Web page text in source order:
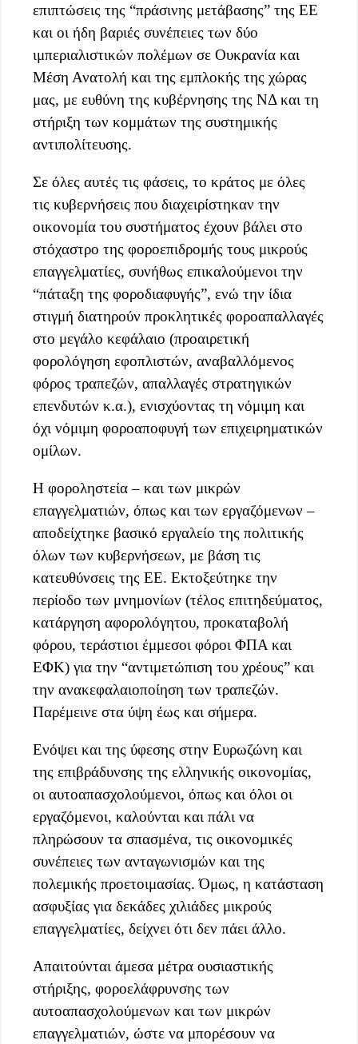
επιπτώσεις της “πράσινης μετάβασης” της ΕΕ
και οι ήδη βαριές συνέπειες των δύο
ιμπεριαλιστικών πολέμων σε Ουκρανία και
Μέση Ανατολή και της εμπλοκής της χώρας
μας, με ευθύνη της κυβέρνησης της ΝΔ και τη
στήριξη των κομμάτων της συστημικής
αντιπολίτευσης.
Σε όλες αυτές τις φάσεις, το κράτος με όλες
τις κυβερνήσεις που διαχειρίστηκαν την
οικονομία του συστήματος έχουν βάλει στο
στόχαστρο της φοροεπιδρομής τους μικρούς
επαγγελματίες, συνήθως επικαλούμενοι την
“πάταξη της φοροδιαφυγής”, ενώ την ίδια
στιγμή διατηρούν προκλητικές φοροαπαλλαγές
στο μεγάλο κεφάλαιο (προαιρετική
φορολόγηση εφοπλιστών, αναβαλλόμενος
φόρος τραπεζών, απαλλαγές στρατηγικών
επενδυτών κ.α.), ενισχύοντας τη νόμιμη και
όχι νόμιμη φοροαποφυγή των επιχειρηματικών
ομίλων.
Η φοροληστεία – και των μικρών
επαγγελματιών, όπως και των εργαζόμενων –
αποδείχτηκε βασικό εργαλείο της πολιτικής
όλων των κυβερνήσεων, με βάση τις
κατευθύνσεις της ΕΕ. Εκτοξεύτηκε την
περίοδο των μνημονίων (τέλος επιτηδεύματος,
κατάργηση αφορολόγητου, προκαταβολή
φόρου, τεράστιοι έμμεσοι φόροι ΦΠΑ και
ΕΦΚ) για την “αντιμετώπιση του χρέους” και
την ανακεφαλαιοποίηση των τραπεζών.
Παρέμεινε στα ύψη έως και σήμερα.
Ενόψει και της ύφεσης στην Ευρωζώνη και
της επιβράδυνσης της ελληνικής οικονομίας,
οι αυτοαπασχολούμενοι, όπως και όλοι οι
εργαζόμενοι, καλούνται και πάλι να
πληρώσουν τα σπασμένα, τις οικονομικές
συνέπειες των ανταγωνισμών και της
πολεμικής προετοιμασίας. Όμως, η κατάσταση
ασφυξίας για δεκάδες χιλιάδες μικρούς
επαγγελματίες, δείχνει ότι δεν πάει άλλο.
Απαιτούνται άμεσα μέτρα ουσιαστικής
στήριξης, φοροελάφρυνσης των
αυτοαπασχολούμενων και των μικρών
επαγγελματιών, ώστε να μπορέσουν να